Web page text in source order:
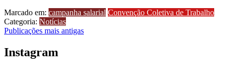
Marcado em: campanha salarial Convenção Coletiva de Trabalho
Categoria: Notícias
Navegação
por
posts
Publicações mais antigas
Instagram